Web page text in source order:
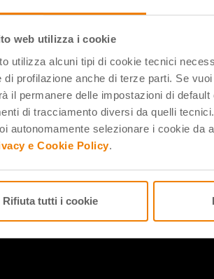
web utilizza i cookie
utilizza alcuni tipi di cookie tecnici
di profilazione anche di terze parti. Se
il permanere delle impostazioni di
di tracciamento diversi da quelli
autonomamente selezionare i cookie
e Cookie Policy.
Rifiuta tutti i cookie
sull’intelligenza artificiale a
trovi anche i corsi curati e
raccontarli. Per capire 𝗰𝗼𝗺𝗲